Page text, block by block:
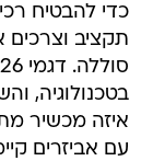
כדי להבטיח
תקציב וצרכים
בטכנולוגיה,
איזה מכשיר
עם אביזרים